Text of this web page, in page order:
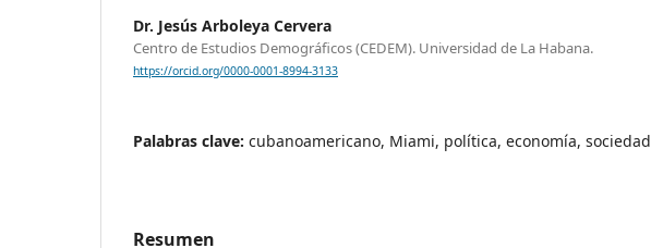
Dr. Jesús Arboleya Cervera
Centro de Estudios Demográficos (CEDEM). Universidad de La Habana.
https://orcid.org/0000-0001-8994-3133
Palabras clave: cubanoamericano, Miami, política, economía, sociedad
Resumen